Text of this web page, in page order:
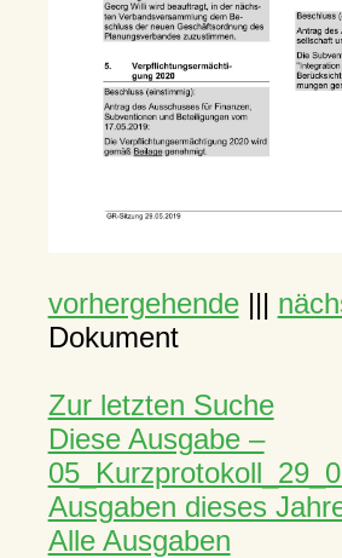
vorhergehende|||
Dokument
Zur letzten Suche
Diese Ausgabe –
Ausgaben dieses
Alle Ausgaben